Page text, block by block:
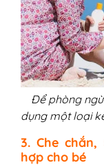
Để phòng
dụng một loại
3. Che
hợp cho bé